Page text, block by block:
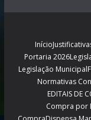
Início
Portaria 2026
Legislação Municipal
Normativas
EDITAIS DE
Compra por